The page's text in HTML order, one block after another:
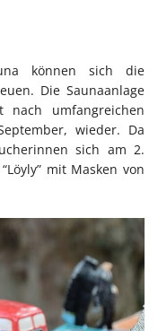
können sich die
Die Saunaanlage
nach umfangreichen
wieder. Da
sich am 2.
mit Masken von